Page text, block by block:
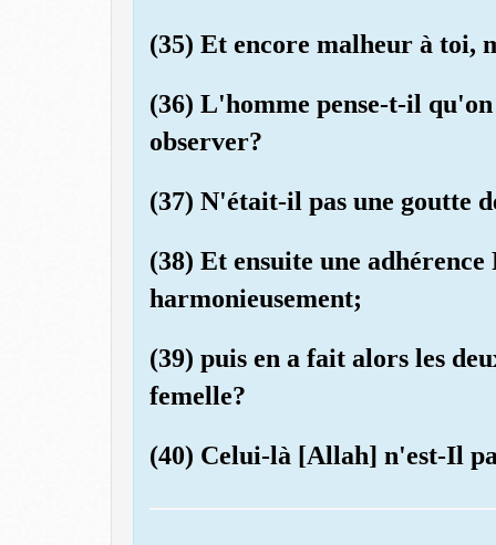
(35) Et encore malheur à toi,
(36) L'homme pense-t-il
observer?
(37) N'était-il pas une goutte
(38) Et ensuite une
harmonieusement;
(39) puis en a fait alors les
femelle?
(40) Celui-là [Allah] n'est-Il